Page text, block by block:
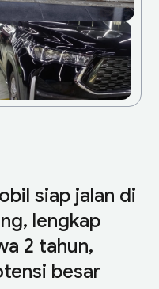
siap jalan di
lengkap
2 tahun,
besar